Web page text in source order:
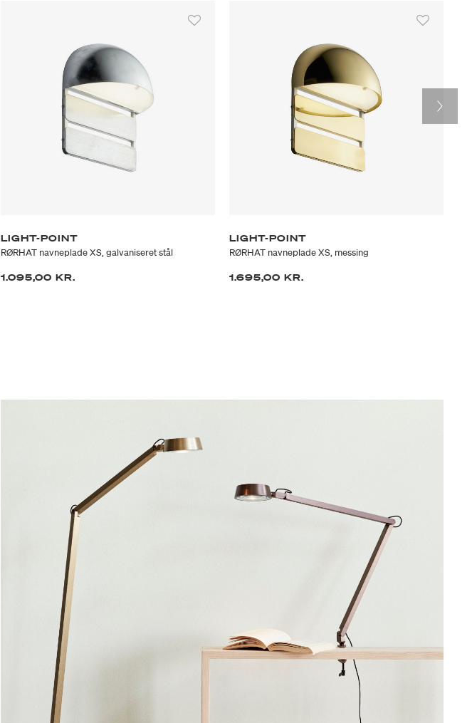
LIGHT-POINT
RØRHAT navneplade XS, galvaniseret stål
1.095,00 KR.
LIGHT-POINT
RØRHAT navneplade XS, messing
1.695,00 KR.